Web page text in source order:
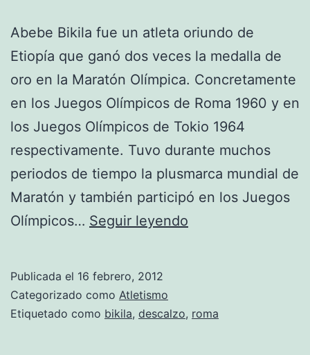
Abebe Bikila fue un atleta oriundo de
Etiopía que ganó dos veces la medalla de
oro en la Maratón Olímpica. Concretamente
en los Juegos Olímpicos de Roma 1960 y en
los Juegos Olímpicos de Tokio 1964
respectivamente. Tuvo durante muchos
periodos de tiempo la plusmarca mundial de
Maratón y también participó en los Juegos
Olímpicos… Seguir leyendo
vol.
Publicada el 16 febrero, 2012
Categorizado como Atletismo
Etiquetado como bikila, descalzo, roma